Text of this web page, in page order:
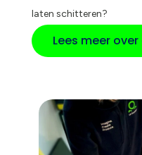
laten schitteren?
Lees meer